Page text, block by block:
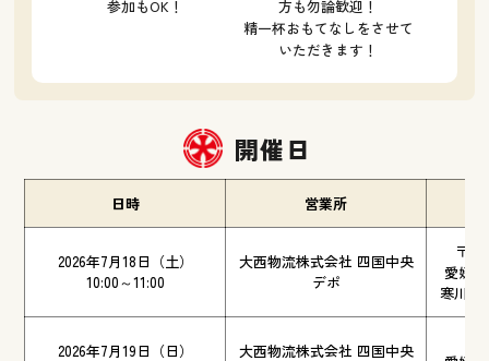
参加もOK！
方も勿論歓迎！
精一杯おもてなしをさせて
いただきます！
開催日
日時 営業所
2026年7月18日（土）
10:00～11:00
大西物流株式会社 四国中央
デポ
〒
愛媛
寒川町
2026年7月19日（日）
大西物流株式会社 四国中央